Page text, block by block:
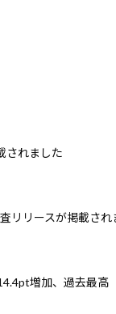
されました
リリースが掲載され
増加、過去最高